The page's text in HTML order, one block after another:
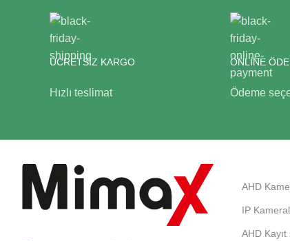
ÜCRETSİZ KARGO
Hızlı teslimat
ONLİNE
Ödeme
AHD
IP
AHD Kayıt